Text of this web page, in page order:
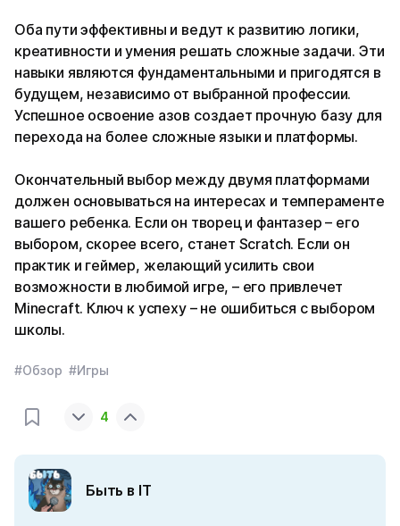
Оба пути эффективны и ведут к развитию логики,
креативности и умения решать сложные задачи. Эти
навыки являются фундаментальными и пригодятся в
будущем, независимо от выбранной профессии.
Успешное освоение азов создает прочную базу для
перехода на более сложные языки и платформы.
Окончательный выбор между двумя платформами
должен основываться на интересах и темпераменте
вашего ребенка. Если он творец и фантазер – его
выбором, скорее всего, станет Scratch. Если он
практик и геймер, желающий усилить свои
возможности в любимой игре, – его привлечет
Minecraft. Ключ к успеху – не ошибиться с выбором
школы.
#Обзор #Игры
4
Быть в IT